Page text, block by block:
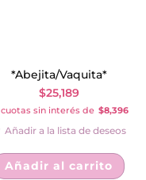
*Abejita/Vaquita*
$25,189
cuotas sin interés de $8,396
Añadir a la lista de deseos
Añadir al carrito